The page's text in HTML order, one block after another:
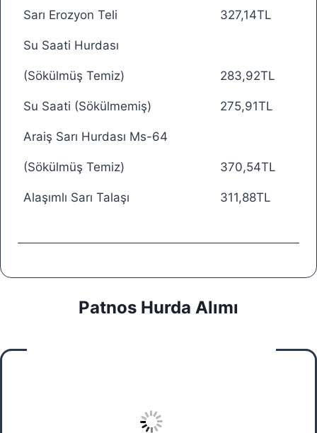
Sarı Erozyon Teli 327,14TL
Su Saati Hurdası
(Sökülmüş Temiz) 283,92TL
Su Saati (Sökülmemiş) 275,91TL
Araiş Sarı Hurdası Ms-64
(Sökülmüş Temiz) 370,54TL
Alaşımlı Sarı Talaşı 311,88TL
Patnos Hurda Alımı